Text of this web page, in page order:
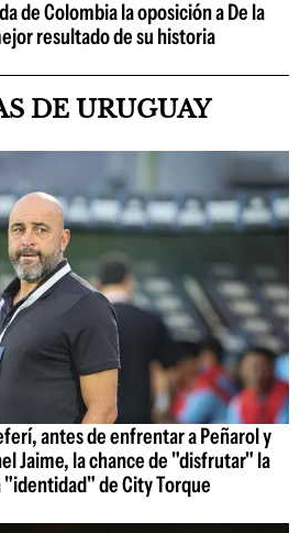
de Colombia la oposición a De la
resultado de su historia
DE URUGUAY
antes de enfrentar a Peñarol y
Jaime, la chance de "disfrutar" la
"identidad" de City Torque